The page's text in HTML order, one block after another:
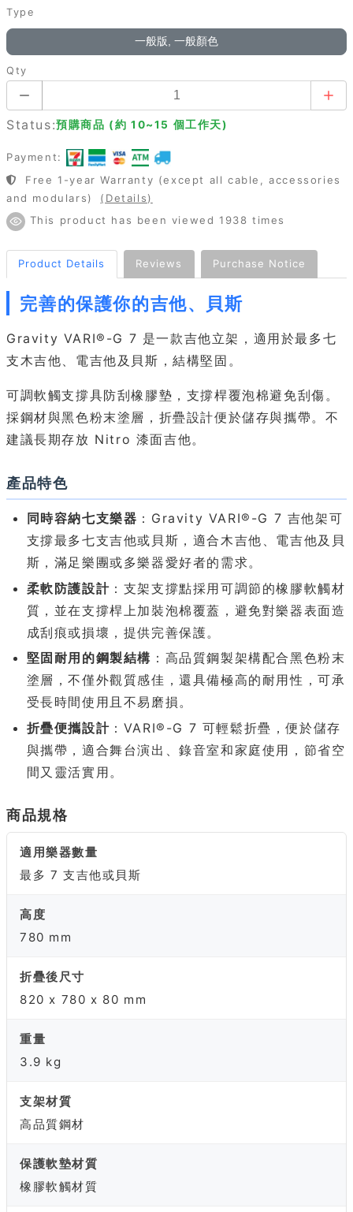
Type
一般版, 一般顏色
Qty
Status:預購商品 (約 10~15 個工作天)
Payment:
Free 1-year Warranty (except all cable, accessories
and modulars)
(Details)
This product has been viewed 1938 times
Product Details Reviews Purchase Notice
完善的保護你的吉他、貝斯
Gravity VARI®-G 7 是一款吉他立架，適用於最多七
支木吉他、電吉他及貝斯，結構堅固。
可調軟觸支撐具防刮橡膠墊，支撐桿覆泡棉避免刮傷。
採鋼材與黑色粉末塗層，折疊設計便於儲存與攜帶。不
建議長期存放 Nitro 漆面吉他。
產品特色
同時容納七支樂器 ：Gravity VARI®-G 7 吉他架可
支撐最多七支吉他或貝斯，適合木吉他、電吉他及貝
斯，滿足樂團或多樂器愛好者的需求。
柔軟防護設計 ：支架支撐點採用可調節的橡膠軟觸材
質，並在支撐桿上加裝泡棉覆蓋，避免對樂器表面造
成刮痕或損壞，提供完善保護。
堅固耐用的鋼製結構 ：高品質鋼製架構配合黑色粉末
塗層，不僅外觀質感佳，還具備極高的耐用性，可承
受長時間使用且不易磨損。
折疊便攜設計 ：VARI®-G 7 可輕鬆折疊，便於儲存
與攜帶，適合舞台演出、錄音室和家庭使用，節省空
間又靈活實用。
商品規格
適用樂器數量
最多 7 支吉他或貝斯
高度
780 mm
折疊後尺寸
820 x 780 x 80 mm
重量
3.9 kg
支架材質
高品質鋼材
保護軟墊材質
橡膠軟觸材質